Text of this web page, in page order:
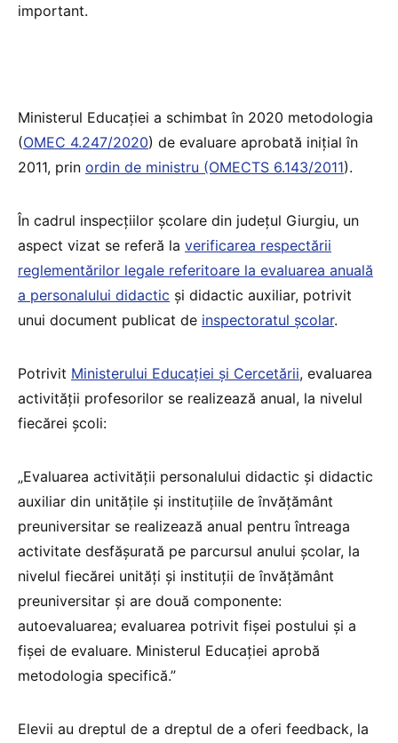
important.
Ministerul Educației a schimbat în 2020 metodologia
(OMEC 4.247/2020) de evaluare aprobată inițial în
2011, prin ordin de ministru (OMECTS 6.143/2011).
În cadrul inspecțiilor școlare din județul Giurgiu, un
aspect vizat se referă la verificarea respectării
reglementărilor legale referitoare la evaluarea anuală
a personalului didactic și didactic auxiliar, potrivit
unui document publicat de inspectoratul școlar.
Potrivit Ministerului Educației și Cercetării, evaluarea
activităţii profesorilor se realizează anual, la nivelul
fiecărei școli:
„Evaluarea activităţii personalului didactic şi didactic
auxiliar din unităţile şi instituţiile de învăţământ
preuniversitar se realizează anual pentru întreaga
activitate desfăşurată pe parcursul anului şcolar, la
nivelul fiecărei unităţi şi instituţii de învăţământ
preuniversitar şi are două componente:
autoevaluarea; evaluarea potrivit fişei postului şi a
fişei de evaluare. Ministerul Educației aprobă
metodologia specifică.”
Elevii au dreptul de a dreptul de a oferi feedback, la